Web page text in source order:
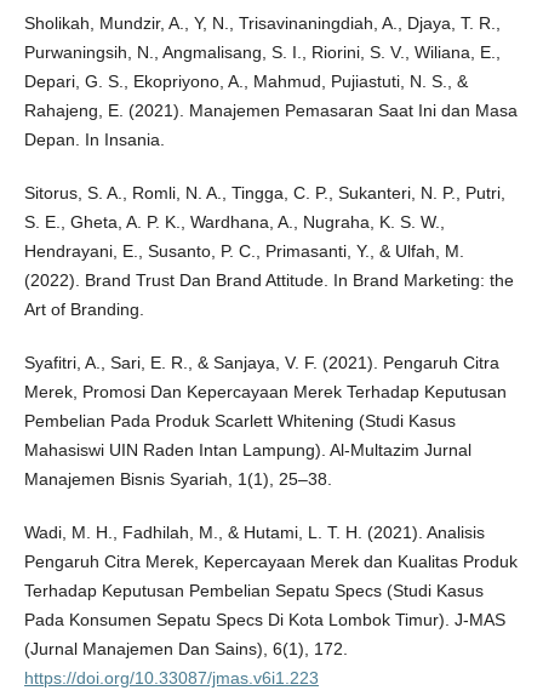
Sholikah, Mundzir, A., Y, N., Trisavinaningdiah, A., Djaya, T. R.,
Purwaningsih, N., Angmalisang, S. I., Riorini, S. V., Wiliana, E.,
Depari, G. S., Ekopriyono, A., Mahmud, Pujiastuti, N. S., &
Rahajeng, E. (2021). Manajemen Pemasaran Saat Ini dan Masa
Depan. In Insania.
Sitorus, S. A., Romli, N. A., Tingga, C. P., Sukanteri, N. P., Putri,
S. E., Gheta, A. P. K., Wardhana, A., Nugraha, K. S. W.,
Hendrayani, E., Susanto, P. C., Primasanti, Y., & Ulfah, M.
(2022). Brand Trust Dan Brand Attitude. In Brand Marketing: the
Art of Branding.
Syafitri, A., Sari, E. R., & Sanjaya, V. F. (2021). Pengaruh Citra
Merek, Promosi Dan Kepercayaan Merek Terhadap Keputusan
Pembelian Pada Produk Scarlett Whitening (Studi Kasus
Mahasiswi UIN Raden Intan Lampung). Al-Multazim Jurnal
Manajemen Bisnis Syariah, 1(1), 25–38.
Wadi, M. H., Fadhilah, M., & Hutami, L. T. H. (2021). Analisis
Pengaruh Citra Merek, Kepercayaan Merek dan Kualitas Produk
Terhadap Keputusan Pembelian Sepatu Specs (Studi Kasus
Pada Konsumen Sepatu Specs Di Kota Lombok Timur). J-MAS
(Jurnal Manajemen Dan Sains), 6(1), 172.
https://doi.org/10.33087/jmas.v6i1.223